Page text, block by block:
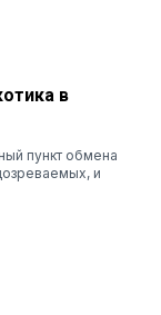
в
пункт обмена
и